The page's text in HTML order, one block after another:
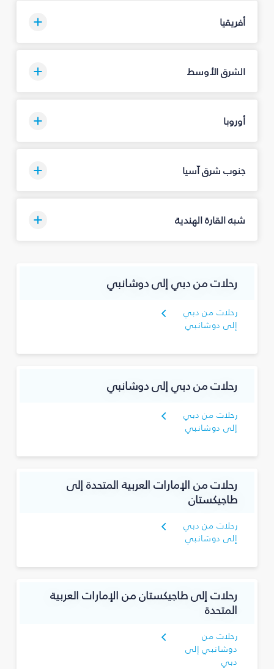
أفريقيا
الشرق الأوسط
أوروبا
جنوب شرق آسيا
شبه القارة الهندية
رحلات من دبي إلى دوشانبي
رحلات من دبي
إلى دوشانبي
رحلات من دبي إلى دوشانبي
رحلات من دبي
إلى دوشانبي
رحلات من الإمارات العربية المتحدة إلى
طاجيكستان
رحلات من دبي
إلى دوشانبي
رحلات إلى طاجيكستان من الإمارات العربية
المتحدة
رحلات من
دوشانبي إلى
دبي